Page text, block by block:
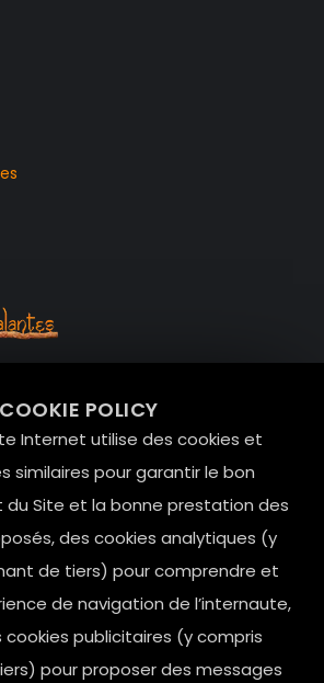
COOKIE POLICY
Internet utilise des cookies et
similaires pour garantir le bon
Site et la bonne prestation des
des cookies analytiques (y
de tiers) pour comprendre et
de navigation de l’internaute,
cookies publicitaires (y compris
pour proposer des messages
Paris